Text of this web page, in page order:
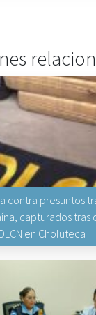
contra presuntos
capturados tras
en Choluteca